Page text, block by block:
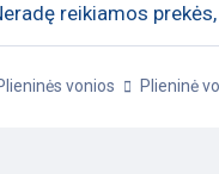
reikiamos
vonios Plieninė